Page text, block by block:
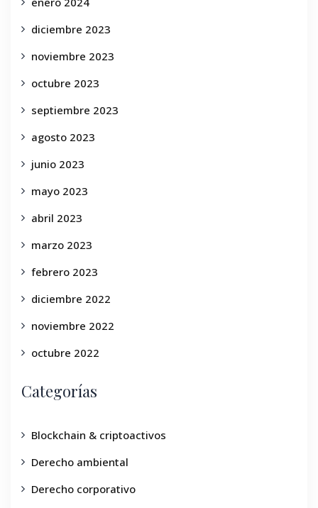
diciembre 2023
noviembre 2023
octubre 2023
septiembre 2023
agosto 2023
junio 2023
mayo 2023
abril 2023
marzo 2023
febrero 2023
diciembre 2022
noviembre 2022
octubre 2022
Categorías
Blockchain & criptoactivos
Derecho ambiental
Derecho corporativo